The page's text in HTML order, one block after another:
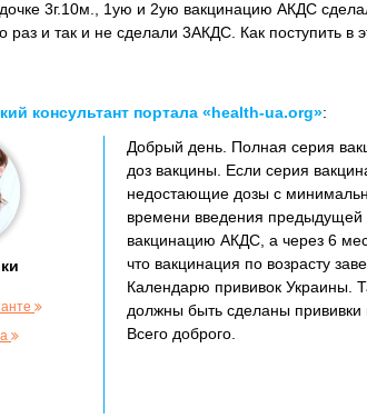
3г.10м., 1ую и 2ую вакцинацию АКДС
раз и так и не сделали 3АКДС. Как поступить
консультант портала «health-ua.org»:
Добрый день. Полная серия
доз вакцины. Если серия
недостающие дозы с
времени введения предыдущей
вакцинацию АКДС, а через 6
что вакцинация по возрасту
Календарю прививок Украины.
должны быть сделаны
Всего доброго.